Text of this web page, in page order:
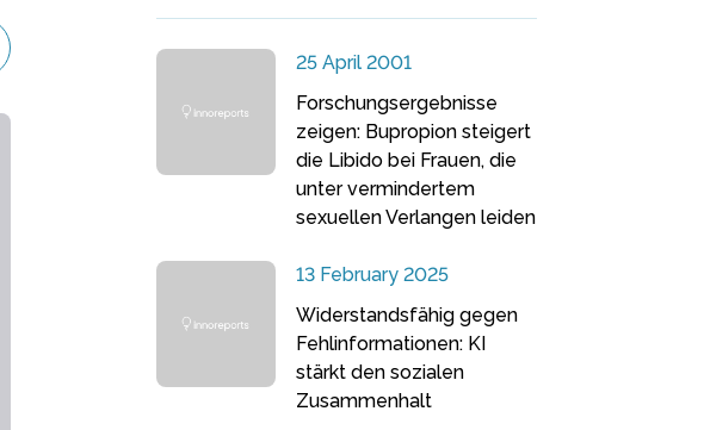
25 April 2001
Forschungsergebnisse
zeigen: Bupropion steigert
die Libido bei Frauen, die
unter vermindertem
sexuellen Verlangen leiden
13 February 2025
Widerstandsfähig gegen
Fehlinformationen: KI
stärkt den sozialen
Zusammenhalt